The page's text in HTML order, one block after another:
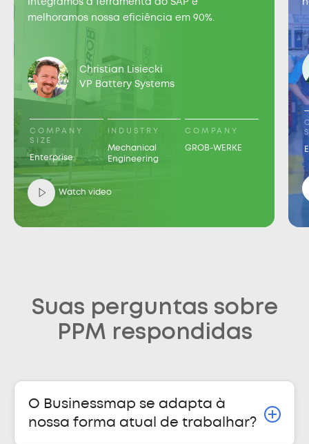
Integramos a ferramenta ao SAP e
melhoramos nossa eficiência em 90%.
Christian Lisiecki
VP Battery Systems
COMPANY
SIZE
Enterprise
INDUSTRY
Mechanical
Engineering
COMPANY
GROB-WERKE
Watch video
Suas perguntas sobre
PPM respondidas
O Businessmap se adapta à
nossa forma atual de trabalhar?